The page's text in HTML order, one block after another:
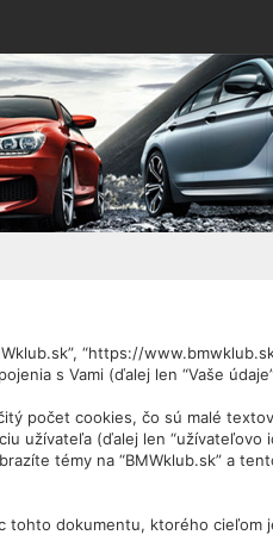
“https://
s Vami (ďalej len “Vaše
počet cookies, čo sú malé
užívateľa (ďalej len “užívateľovo
témy na “BMWklub.sk” a
tohto dokumentu, ktorého